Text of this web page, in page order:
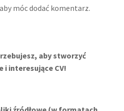
móc dodać komentarz.
aby stworzyć
i interesujące CV!